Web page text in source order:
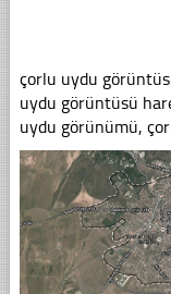
çorlu uydu
uydu görüntüsü
uydu görünümü,